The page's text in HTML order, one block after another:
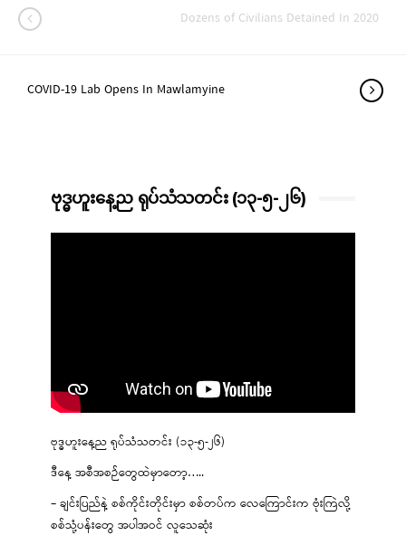
Dozens of Civilians Detained In 2020
COVID-19 Lab Opens In Mawlamyine
ဗုဒ္ဓဟူးနေ့ည ရုပ်သံသတင်း (၁၃-၅-၂၆)
ဗုဒ္ဓဟူးနေ့ည ရုပ်သံသတင်း (၁၃-၅-၂၆)
ဒီနေ့ အစီအစဉ်တွေထဲမှာတော့…..
– ချင်းပြည်နဲ့ စစ်ကိုင်းတိုင်းမှာ စစ်တပ်က လေကြောင်းက ဗုံးကြဲလို့
စစ်သုံ့ပန်းတွေ အပါအဝင် လူသေဆုံး